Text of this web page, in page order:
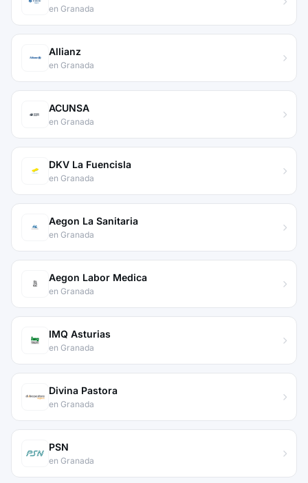
en Granada
Allianz
en Granada
ACUNSA
en Granada
DKV La Fuencisla
en Granada
Aegon La Sanitaria
en Granada
Aegon Labor Medica
en Granada
IMQ Asturias
en Granada
Divina Pastora
en Granada
PSN
en Granada